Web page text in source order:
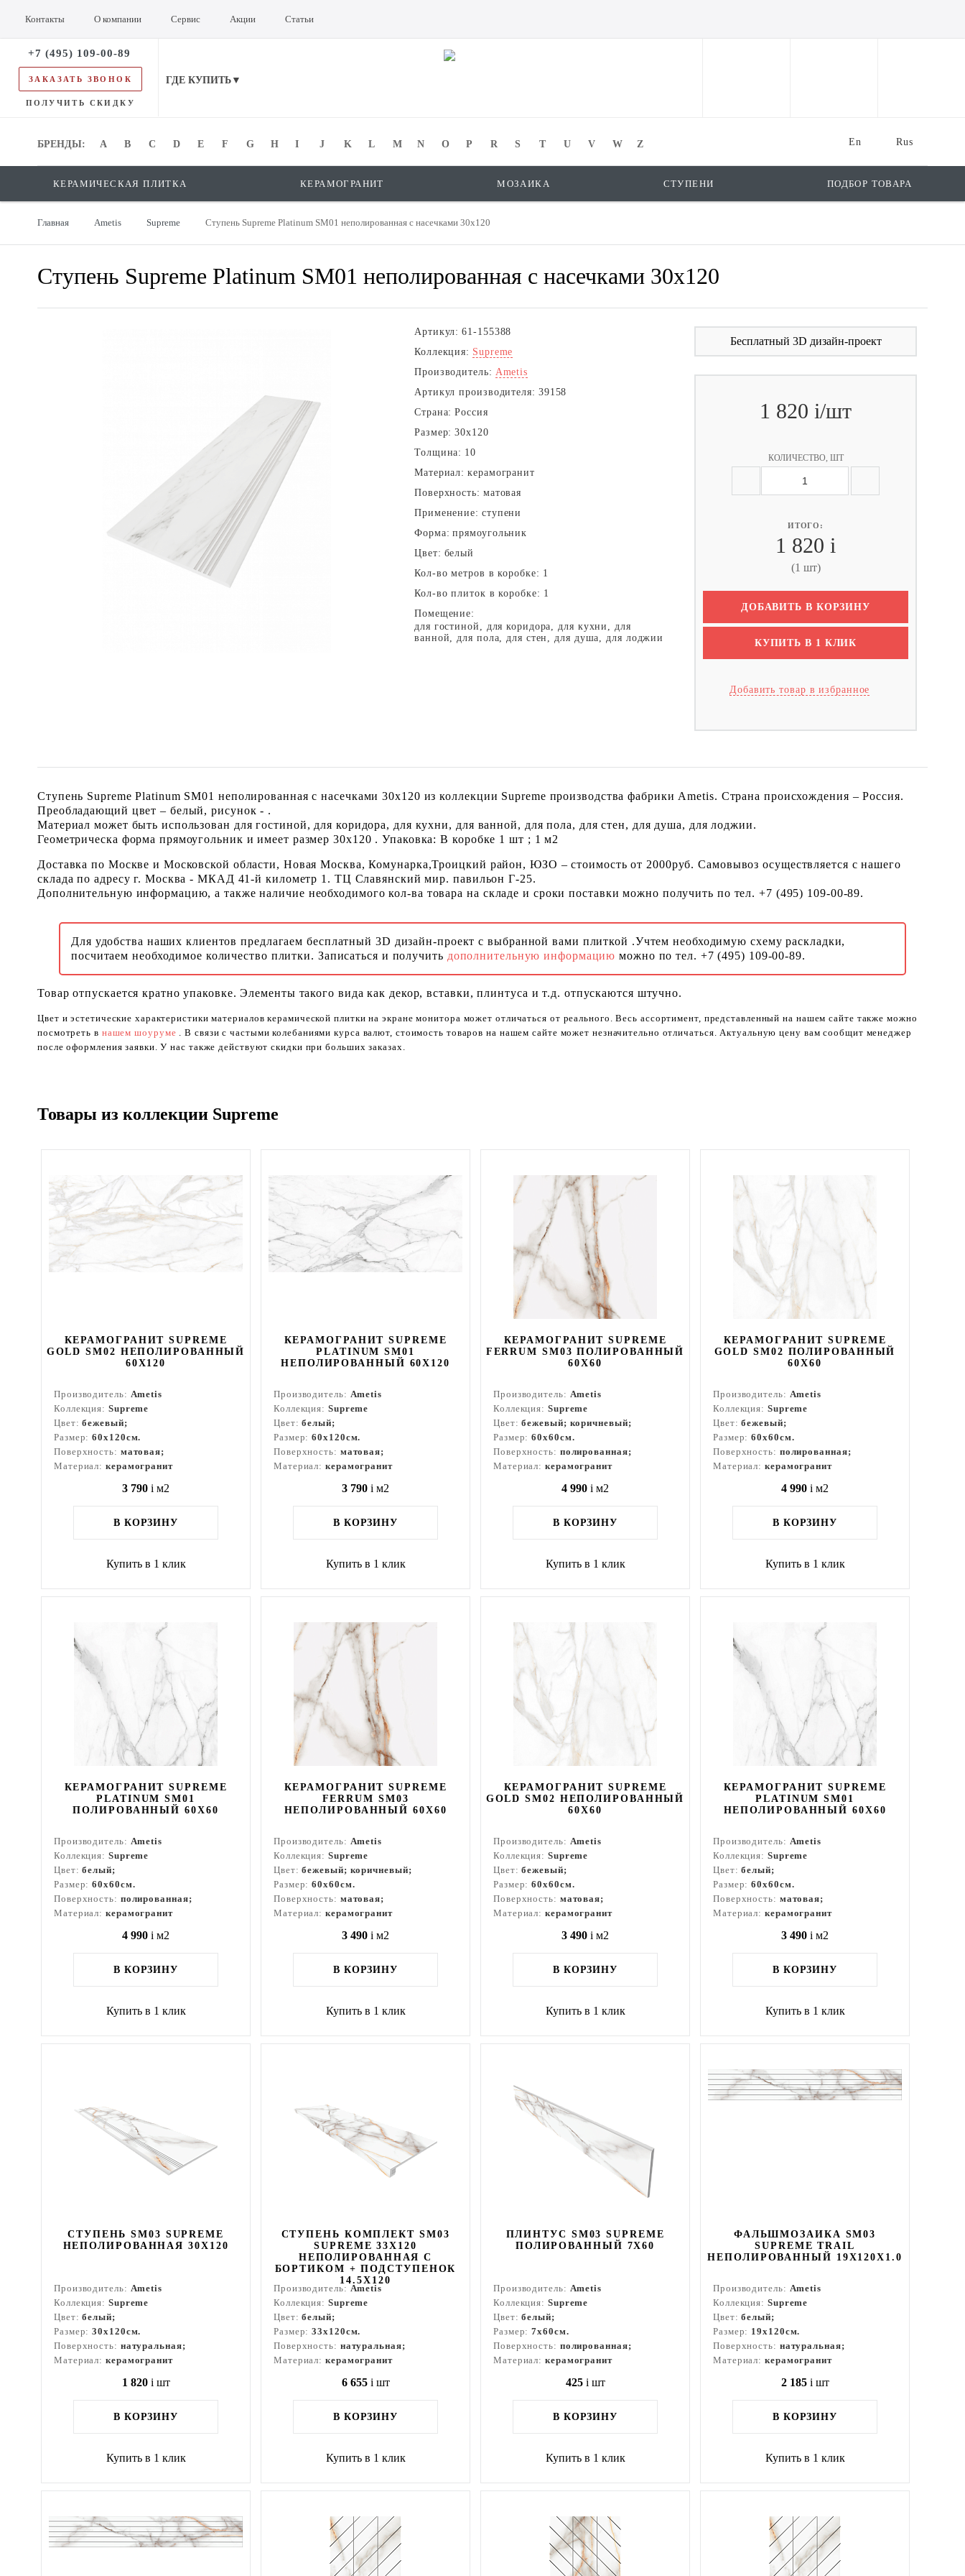
Контакты О компании Сервис Акции Статьи
+7 (495) 109-00-89
ЗАКАЗАТЬ ЗВОНОК
ПОЛУЧИТЬ СКИДКУ
ГДЕ КУПИТЬ▼
Rus
En
БРЕНДЫ: A B C D E F G H I J K L M N O P R S T U V W Z
БРЕНДЫ:
КЕРАМИЧЕСКАЯ ПЛИТКА КЕРАМОГРАНИТ МОЗАИКА СТУПЕНИ ПОДБОР ТОВАРА
Главная Ametis Supreme Ступень Supreme Platinum SM01 неполированная с насечками 30x120
Ступень Supreme Platinum SM01 неполированная с насечками 30x120
Артикул: 61-155388
Коллекция: Supreme
Производитель: Ametis
Артикул производителя: 39158
Страна: Россия
Размер: 30x120
Толщина: 10
Материал: керамогранит
Поверхность: матовая
Применение: ступени
Форма: прямоугольник
Цвет: белый
Кол-во метров в коробке: 1
Кол-во плиток в коробке: 1
Помещение:
для гостиной, для коридора, для кухни, для
ванной, для пола, для стен, для душа, для лоджии
Бесплатный 3D дизайн-проект
1 820 i/шт
КОЛИЧЕСТВО, ШТ
ИТОГО:
1 820 i
(1 шт)
ДОБАВИТЬ В КОРЗИНУ
КУПИТЬ В 1 КЛИК
Добавить товар в избранное
Ступень Supreme Platinum SM01 неполированная с насечками 30x120 из коллекции Supreme производства фабрики Ametis. Страна происхождения – Россия.
Преобладающий цвет – белый, рисунок - .
Материал может быть использован для гостиной, для коридора, для кухни, для ванной, для пола, для стен, для душа, для лоджии.
Геометрическа форма прямоугольник и имеет размер 30x120 . Упаковка: В коробке 1 шт ; 1 м2
Доставка по Москве и Московской области, Новая Москва, Комунарка,Троицкий район, ЮЗО – стоимость от 2000руб. Самовывоз осуществляется с нашего
склада по адресу г. Москва - МКАД 41-й километр 1. ТЦ Славянский мир. павильон Г-25.
Дополнительную информацию, а также наличие необходимого кол-ва товара на складе и сроки поставки можно получить по тел. +7 (495) 109-00-89.
Для удобства наших клиентов предлагаем бесплатный 3D дизайн-проект с выбранной вами плиткой .Учтем необходимую схему раскладки,
посчитаем необходимое количество плитки. Записаться и получить дополнительную информациюможно по тел. +7 (495) 109-00-89.
Товар отпускается кратно упаковке. Элементы такого вида как декор, вставки, плинтуса и т.д. отпускаются штучно.
Цвет и эстетические характеристики материалов керамической плитки на экране монитора может отличаться от реального. Весь ассортимент, представленный на нашем сайте также можно
посмотреть в нашем шоуруме . В связи с частыми колебаниями курса валют, стоимость товаров на нашем сайте может незначительно отличаться. Актуальную цену вам сообщит менеджер
после оформления заявки. У нас также действуют скидки при больших заказах.
Товары из коллекции Supreme
КЕРАМОГРАНИТ SUPREME
GOLD SM02 НЕПОЛИРОВАННЫЙ
60X120
Производитель: Ametis
Коллекция: Supreme
Цвет:бежевый;
Размер:60x120см.
Поверхность: матовая;
Материал: керамогранит
3 790 i м2
В КОРЗИНУ
Купить в 1 клик
КЕРАМОГРАНИТ SUPREME
PLATINUM SM01
НЕПОЛИРОВАННЫЙ 60X120
Производитель: Ametis
Коллекция: Supreme
Цвет:белый;
Размер:60x120см.
Поверхность: матовая;
Материал: керамогранит
3 790 i м2
В КОРЗИНУ
Купить в 1 клик
КЕРАМОГРАНИТ SUPREME
FERRUM SM03 ПОЛИРОВАННЫЙ
60X60
Производитель: Ametis
Коллекция: Supreme
Цвет:бежевый; коричневый;
Размер:60x60см.
Поверхность: полированная;
Материал: керамогранит
4 990 i м2
В КОРЗИНУ
Купить в 1 клик
КЕРАМОГРАНИТ SUPREME
GOLD SM02 ПОЛИРОВАННЫЙ
60X60
Производитель: Ametis
Коллекция: Supreme
Цвет:бежевый;
Размер:60x60см.
Поверхность: полированная;
Материал: керамогранит
4 990 i м2
В КОРЗИНУ
Купить в 1 клик
КЕРАМОГРАНИТ SUPREME
PLATINUM SM01
ПОЛИРОВАННЫЙ 60X60
Производитель: Ametis
Коллекция: Supreme
Цвет:белый;
Размер:60x60см.
Поверхность: полированная;
Материал: керамогранит
4 990 i м2
В КОРЗИНУ
Купить в 1 клик
КЕРАМОГРАНИТ SUPREME
FERRUM SM03
НЕПОЛИРОВАННЫЙ 60X60
Производитель: Ametis
Коллекция: Supreme
Цвет:бежевый; коричневый;
Размер:60x60см.
Поверхность: матовая;
Материал: керамогранит
3 490 i м2
В КОРЗИНУ
Купить в 1 клик
КЕРАМОГРАНИТ SUPREME
GOLD SM02 НЕПОЛИРОВАННЫЙ
60X60
Производитель: Ametis
Коллекция: Supreme
Цвет:бежевый;
Размер:60x60см.
Поверхность: матовая;
Материал: керамогранит
3 490 i м2
В КОРЗИНУ
Купить в 1 клик
КЕРАМОГРАНИТ SUPREME
PLATINUM SM01
НЕПОЛИРОВАННЫЙ 60X60
Производитель: Ametis
Коллекция: Supreme
Цвет:белый;
Размер:60x60см.
Поверхность: матовая;
Материал: керамогранит
3 490 i м2
В КОРЗИНУ
Купить в 1 клик
СТУПЕНЬ SM03 SUPREME
НЕПОЛИРОВАННАЯ 30X120
Производитель: Ametis
Коллекция: Supreme
Цвет:белый;
Размер:30x120см.
Поверхность: натуральная;
Материал: керамогранит
1 820 i шт
В КОРЗИНУ
Купить в 1 клик
СТУПЕНЬ КОМПЛЕКТ SM03
SUPREME 33X120
НЕПОЛИРОВАННАЯ С
БОРТИКОМ + ПОДСТУПЕНОК
14.5X120
Производитель: Ametis
Коллекция: Supreme
Цвет:белый;
Размер:33x120см.
Поверхность: натуральная;
Материал: керамогранит
6 655 i шт
В КОРЗИНУ
Купить в 1 клик
ПЛИНТУС SM03 SUPREME
ПОЛИРОВАННЫЙ 7X60
Производитель: Ametis
Коллекция: Supreme
Цвет:белый;
Размер:7x60см.
Поверхность: полированная;
Материал: керамогранит
425 i шт
В КОРЗИНУ
Купить в 1 клик
ФАЛЬШМОЗАИКА SM03
SUPREME TRAIL
НЕПОЛИРОВАННЫЙ 19X120X1.0
Производитель: Ametis
Коллекция: Supreme
Цвет:белый;
Размер: 19x120см.
Поверхность: натуральная;
Материал: керамогранит
2 185 i шт
В КОРЗИНУ
Купить в 1 клик